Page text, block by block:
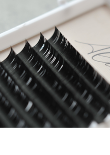
アリシアラッシュ Cカール 0.12mm
¥2,600